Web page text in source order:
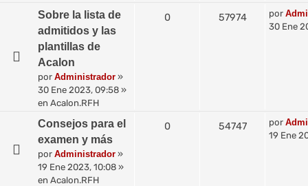
Sobre la lista de
admitidos y las
plantillas de
Acalon
por Administrador »
30 Ene 2023, 09:58 »
en Acalon.RFH
0 57974 por
30 Ene
Consejos para el
examen y más
por Administrador »
19 Ene 2023, 10:08 »
en Acalon.RFH
0 54747 por
19 Ene